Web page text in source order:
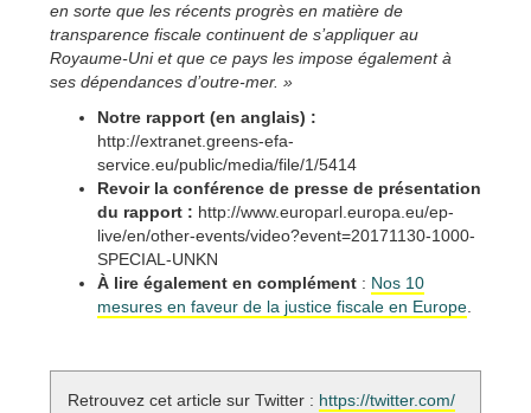
en sorte que les récents progrès en matière de
transparence fiscale continuent de s’appliquer au
Royaume-Uni et que ce pays les impose également à
ses dépendances d’outre-mer. »
Notre rapport (en anglais) :
http://extranet.greens-efa-
service.eu/public/media/file/1/5414
Revoir la conférence de presse de présentation
du rapport : http://www.europarl.europa.eu/ep-
live/en/other-events/video?event=20171130-1000-
SPECIAL-UNKN
À lire également en complément : Nos 10
mesures en faveur de la justice fiscale en Europe
Retrouvez cet article sur Twitter : https://twitter.com/